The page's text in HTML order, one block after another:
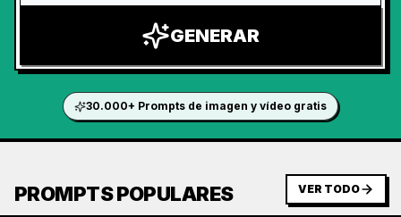
GENERAR
30.000+ Prompts de imagen y vídeo gratis
PROMPTS POPULARES VER TODO